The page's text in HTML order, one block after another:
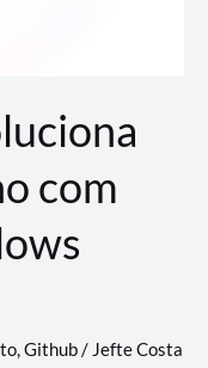
com
,Github/ Jefte Costa